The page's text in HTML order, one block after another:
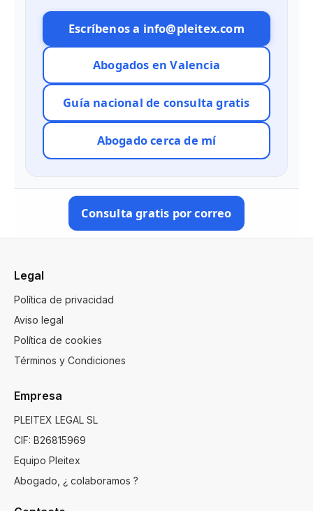
Escríbenos a info@pleitex.com
Abogados en Valencia
Guía nacional de consulta gratis
Abogado cerca de mí
Consulta gratis por correo
Legal
Política de privacidad
Aviso legal
Política de cookies
Términos y Condiciones
Empresa
PLEITEX LEGAL SL
CIF: B26815969
Equipo Pleitex
Abogado, ¿ colaboramos ?